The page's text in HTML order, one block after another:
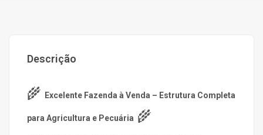
Descrição
🌾 Excelente Fazenda à Venda – Estrutura Completa
para Agricultura e Pecuária 🌾